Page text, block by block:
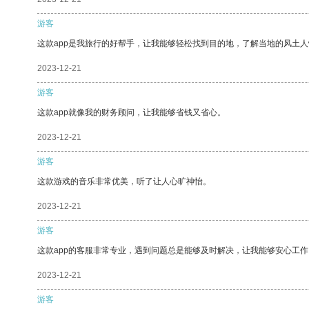
游客
这款app是我旅行的好帮手，让我能够轻松找到目的地，了解当地的风土
2023-12-21
游客
这款app就像我的财务顾问，让我能够省钱又省心。
2023-12-21
游客
这款游戏的音乐非常优美，听了让人心旷神怡。
2023-12-21
游客
这款app的客服非常专业，遇到问题总是能够及时解决，让我能够安心工
2023-12-21
游客